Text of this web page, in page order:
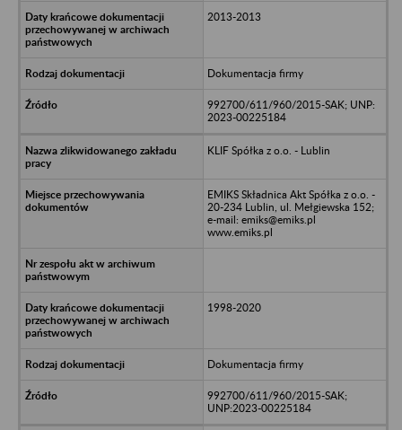
2013-2013
Dokumentacja firmy
992700/611/960/2015-SAK; UNP:
2023-00225184
KLIF Spółka z o.o. - Lublin
EMIKS Składnica Akt Spółka z o.o. -
20-234 Lublin, ul. Mełgiewska 152;
e-mail: emiks@emiks.pl
www.emiks.pl
1998-2020
Dokumentacja firmy
992700/611/960/2015-SAK;
UNP:2023-00225184